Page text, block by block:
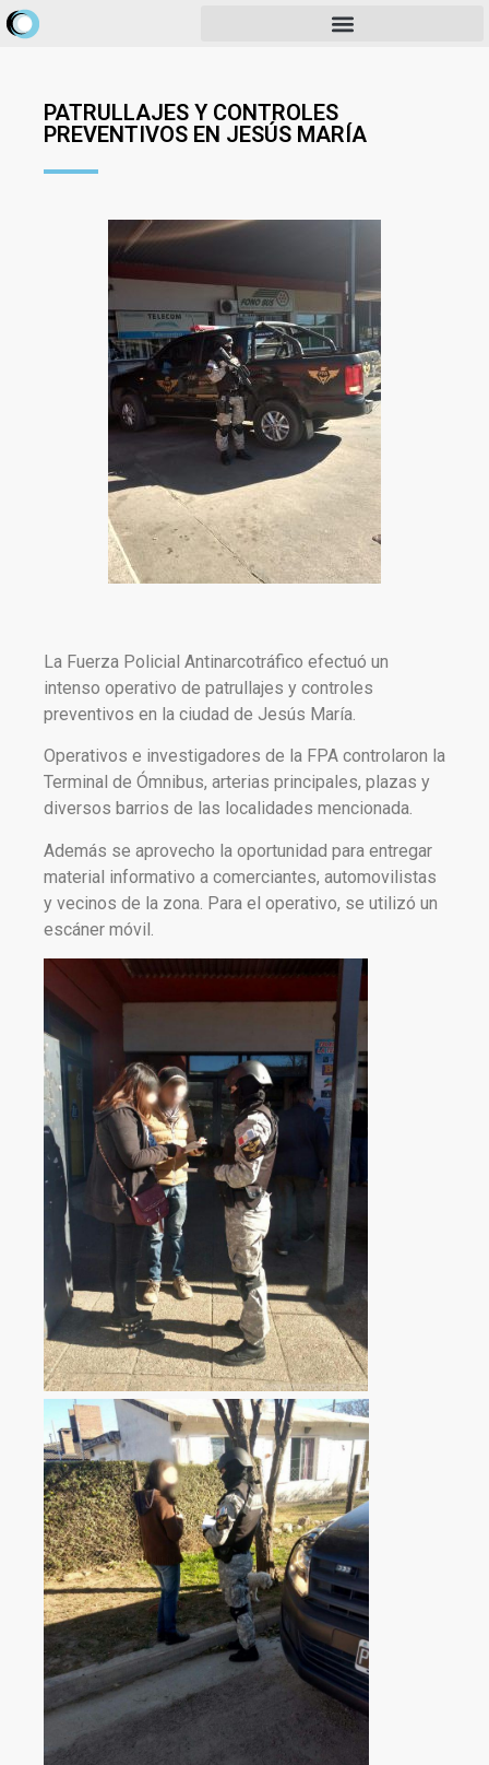
PATRULLAJES Y CONTROLES
PREVENTIVOS EN JESÚS MARÍA
La Fuerza Policial Antinarcotráfico efectuó un
intenso operativo de patrullajes y controles
preventivos en la ciudad de Jesús María.
Operativos e investigadores de la FPA controlaron la
Terminal de Ómnibus, arterias principales, plazas y
diversos barrios de las localidades mencionada.
Además se aprovecho la oportunidad para entregar
material informativo a comerciantes, automovilistas
y vecinos de la zona. Para el operativo, se utilizó un
escáner móvil.